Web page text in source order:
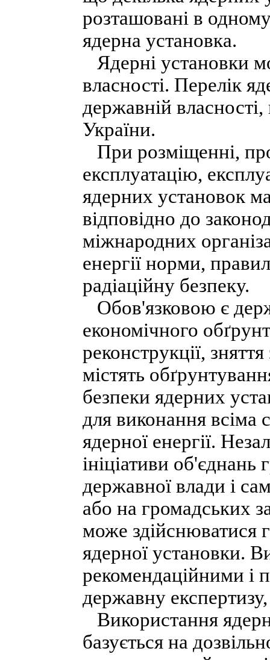
розташовані в
ядерна установка.
Ядерні установки
власності. Перелік
державній
України.
При розміщенні,
експлуатацію,
ядерних установок
відповідно до
міжнародних
енергії норми,
радіаційну безпеку.
Обов'язковою є
економічного
реконструкції, зняття
містять
безпеки ядерних
для виконання всіма
ядерної енергії.
ініціативи
державної влади і
або на громадських
може здійснюватися
ядерної установки.
рекомендаційними і
державну
Використання
базується на